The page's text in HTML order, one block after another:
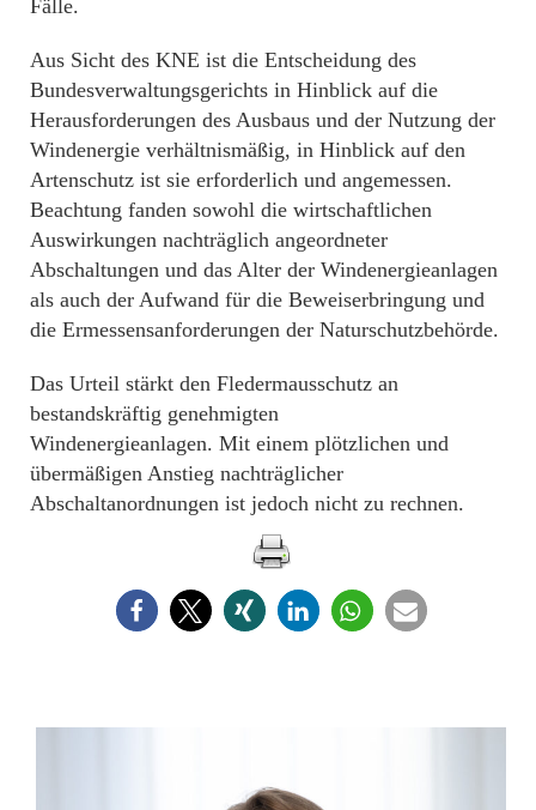
Fälle.
Aus Sicht des KNE ist die Entscheidung des
Bundesverwaltungsgerichts in Hinblick auf die
Herausforderungen des Ausbaus und der Nutzung der
Windenergie verhältnismäßig, in Hinblick auf den
Artenschutz ist sie erforderlich und angemessen.
Beachtung fanden sowohl die wirtschaftlichen
Auswirkungen nachträglich angeordneter
Abschaltungen und das Alter der Windenergieanlagen
als auch der Aufwand für die Beweiserbringung und
die Ermessensanforderungen der Naturschutzbehörde.
Das Urteil stärkt den Fledermausschutz an
bestandskräftig genehmigten
Windenergieanlagen. Mit einem plötzlichen und
übermäßigen Anstieg nachträglicher
Abschaltanordnungen ist jedoch nicht zu rechnen.